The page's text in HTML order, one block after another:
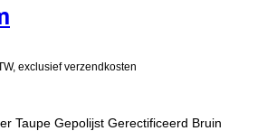
exclusief verzendkosten
Taupe Gepolijst Gerectificeerd Bruin